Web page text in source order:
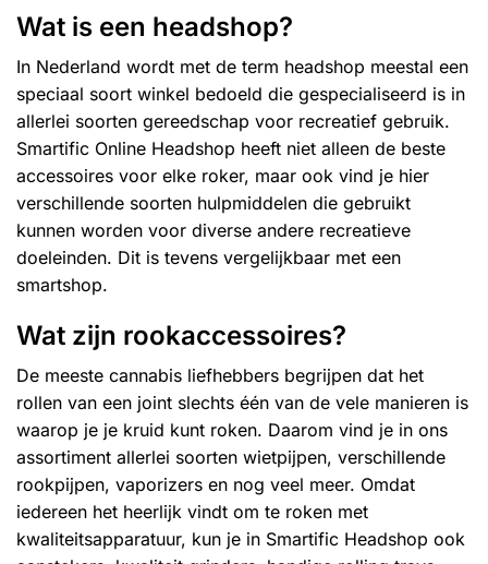
Wat is een headshop?
In Nederland wordt met de term headshop meestal een
speciaal soort winkel bedoeld die gespecialiseerd is in
allerlei soorten gereedschap voor recreatief gebruik.
Smartific Online Headshop heeft niet alleen de beste
accessoires voor elke roker, maar ook vind je hier
verschillende soorten hulpmiddelen die gebruikt
kunnen worden voor diverse andere recreatieve
doeleinden. Dit is tevens vergelijkbaar met een
smartshop.
Wat zijn rookaccessoires?
De meeste cannabis liefhebbers begrijpen dat het
rollen van een joint slechts één van de vele manieren is
waarop je je kruid kunt roken. Daarom vind je in ons
assortiment allerlei soorten wietpijpen, verschillende
rookpijpen, vaporizers en nog veel meer. Omdat
iedereen het heerlijk vindt om te roken met
kwaliteitsapparatuur, kun je in Smartific Headshop ook